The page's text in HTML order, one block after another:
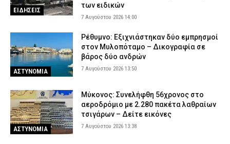
ΕΙΔΗΣΕΙΣ
των ειδικών
7 Αυγούστου 2026 14:00
ΑΣΤΥΝΟΜΙΑ
Ρέθυμνο: Εξιχνιάστηκαν δύο εμπρησμοί
στον Μυλοπόταμο – Δικογραφία σε
βάρος δύο ανδρών
7 Αυγούστου 2026 13:50
ΑΣΤΥΝΟΜΙΑ
Μύκονος: Συνελήφθη 56χρονος στο
αεροδρόμιο με 2.280 πακέτα λαθραίων
τσιγάρων – Δείτε εικόνες
7 Αυγούστου 2026 13:38